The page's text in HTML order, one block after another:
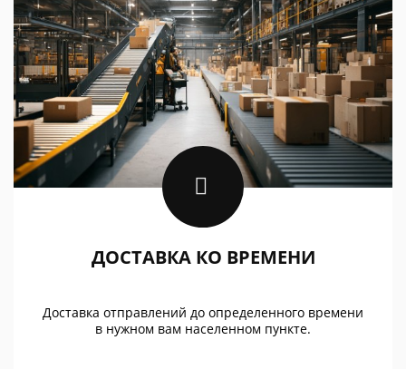
ДОСТАВКА КО ВРЕМЕНИ
Доставка отправлений до определенного времени
в нужном вам населенном пункте.